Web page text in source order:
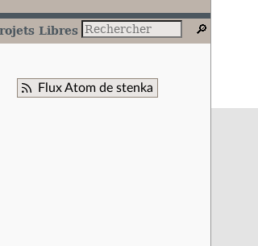
Libres
Flux Atom de stenka